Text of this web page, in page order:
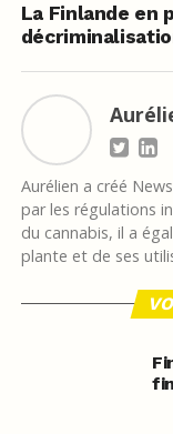
La Finlande en
Aurélien a créé
par les régulations
du cannabis, il a
plante et de ses